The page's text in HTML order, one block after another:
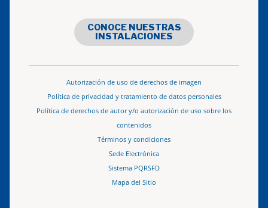
CONOCE NUESTRAS
INSTALACIONES
Autorización de uso de derechos de imagen
Política de privacidad y tratamiento de datos personales
Política de derechos de autor y/o autorización de uso sobre los
contenidos
Términos y condiciones
Sede Electrónica
Sistema PQRSFD
Mapa del Sitio